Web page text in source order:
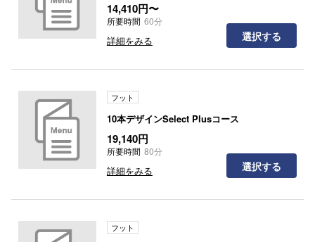
14,410円〜
所要時間 60分
詳細をみる 選択する
フット
10本デザインSelect Plusコース
19,140円
所要時間 80分
詳細をみる 選択する
フット